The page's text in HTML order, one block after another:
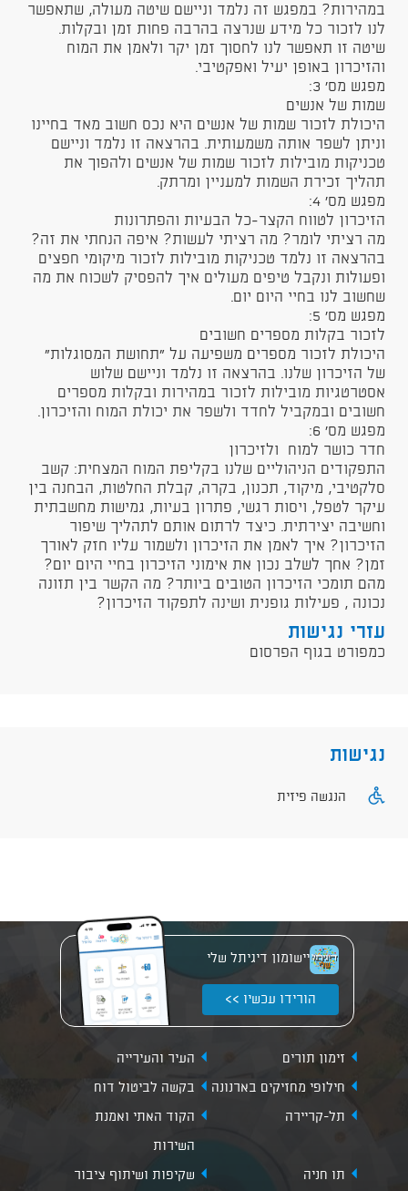
במהירות? במפגש זה נלמד וניישם שיטה מעולה, שתאפשר
לנו לזכור כל מידע שנרצה בהרבה פחות זמן ובקלות.
שיטה זו תאפשר לנו לחסוך זמן יקר ולאמן את המוח
והזיכרון באופן יעיל ואפקטיבי.
מפגש מס' 3:
שמות של אנשים
היכולת לזכור שמות של אנשים היא נכס חשוב מאד בחיינו
וניתן לשפר אותה משמעותית. בהרצאה זו נלמד וניישם
טכניקות מובילות לזכור שמות של אנשים ולהפוך את
תהליך זכירת השמות למעניין ומרתק.
מפגש מס' 4:
הזיכרון לטווח הקצר-כל הבעיות והפתרונות
מה רציתי לומר? מה רציתי לעשות? איפה הנחתי את זה?
בהרצאה זו נלמד טכניקות מובילות לזכור מיקומי חפצים
ופעולות ונקבל טיפים מעולים איך להפסיק לשכוח את מה
שחשוב לנו בחיי היום יום.
מפגש מס' 5:
לזכור בקלות מספרים חשובים
היכולת לזכור מספרים משפיעה על "תחושת המסוגלות"
של הזיכרון שלנו. בהרצאה זו נלמד וניישם שלוש
אסטרטגיות מובילות לזכור במהירות ובקלות מספרים
חשובים ובמקביל לחדד ולשפר את יכולת המוח והזיכרון.
מפגש מס' 6:
חדר כושר למוח ולזיכרון
התפקודים הניהוליים שלנו בקליפת המוח המצחית: קשב
סלקטיבי, מיקוד, תכנון, בקרה, קבלת החלטות, הבחנה בין
עיקר לטפל, ויסות רגשי, פתרון בעיות, גמישות מחשבתית
וחשיבה יצירתית. כיצד לרתום אותם לתהליך שיפור
הזיכרון? איך לאמן את הזיכרון ולשמור עליו חזק לאורך
זמן? אחך לשלב נכון את אימוני הזיכרון בחיי היום יום?
מהם תומכי הזיכרון הטובים ביותר? מה הקשר בין תזונה
נכונה , פעילות גופנית ושינה לתפקוד הזיכרון?
עזרי נגישות
כמפורט בגוף הפרסום
נגישות
הנגשה פיזית
יישומון דיגיתל שלי
הורידו עכשיו >>
זימון תורים
העיר והעירייה
חילופי מחזיקים בארנונה
בקשה לביטול דוח
תל-קריירה
הקוד האתי ואמנת
השירות
תו חניה
שקיפות ושיתוף ציבור